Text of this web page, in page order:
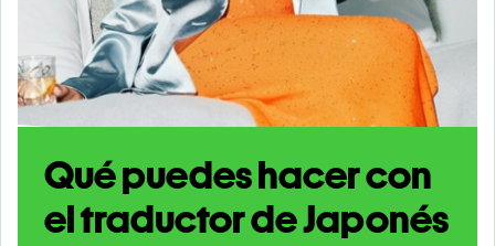
Qué puedes hacer con
el traductor de Japonés